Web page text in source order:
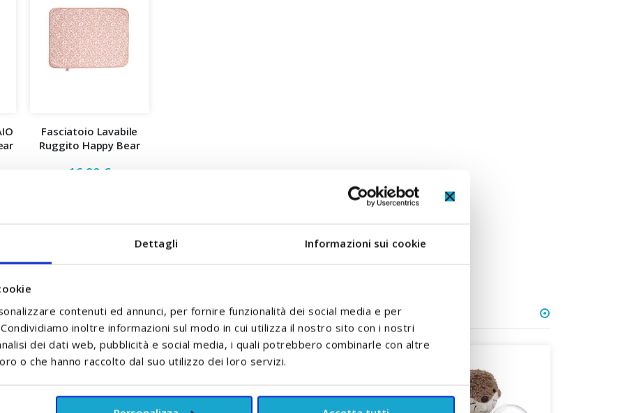
Dettagli Informazioni sui cookie
contenuti ed annunci, per fornire funzionalità dei social media e per
inoltre informazioni sul modo in cui utilizza il nostro sito con i nostri
dei dati web, pubblicità e social media, i quali potrebbero combinarle con altre
o che hanno raccolto dal suo utilizzo dei loro servizi.
Fasciatoio Lavabile
Ruggito Happy Bear
16,90 €